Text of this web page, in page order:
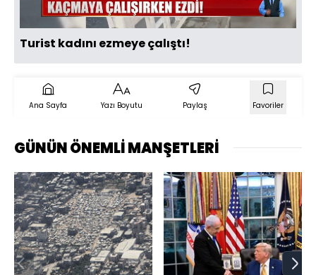
Turist kadını ezmeye çalıştı!
Ana Sayfa Yazı Boyutu Paylaş Favoriler
GÜNÜN ÖNEMLİ MANŞETLERİ